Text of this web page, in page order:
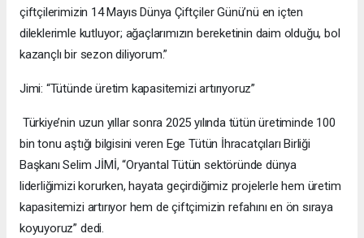
çiftçilerimizin 14 Mayıs Dünya Çiftçiler Günü’nü en içten
dileklerimle kutluyor; ağaçlarımızın bereketinin daim olduğu, bol
kazançlı bir sezon diliyorum.”
Jimi: “Tütünde üretim kapasitemizi artırıyoruz”
Türkiye’nin uzun yıllar sonra 2025 yılında tütün üretiminde 100
bin tonu aştığı bilgisini veren Ege Tütün İhracatçıları Birliği
Başkanı Selim JİMİ, “Oryantal Tütün sektöründe dünya
liderliğimizi korurken, hayata geçirdiğimiz projelerle hem üretim
kapasitemizi artırıyor hem de çiftçimizin refahını en ön sıraya
koyuyoruz” dedi.